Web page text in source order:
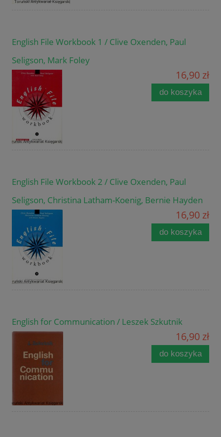
English File Workbook 1 / Clive Oxenden, Paul
Seligson, Mark Foley
16,90 zł
do koszyka
English File Workbook 2 / Clive Oxenden, Paul
Seligson, Christina Latham-Koenig, Bernie Hayden
16,90 zł
do koszyka
English for Communication / Leszek Szkutnik
16,90 zł
do koszyka